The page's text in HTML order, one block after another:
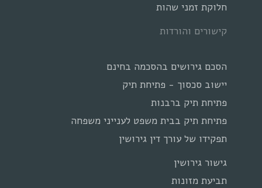
חלוקת זמני שהות
קישורים והורדות
הסכם גירושים בהסכמה בחינם
יישוב סכסוך - פתיחת תיק
פתיחת תיק ברבנות
פתיחת תיק בבית משפט לענייני משפחה
תפקידו של עורך דין גירושין
גישור גירושין
תביעת מזונות